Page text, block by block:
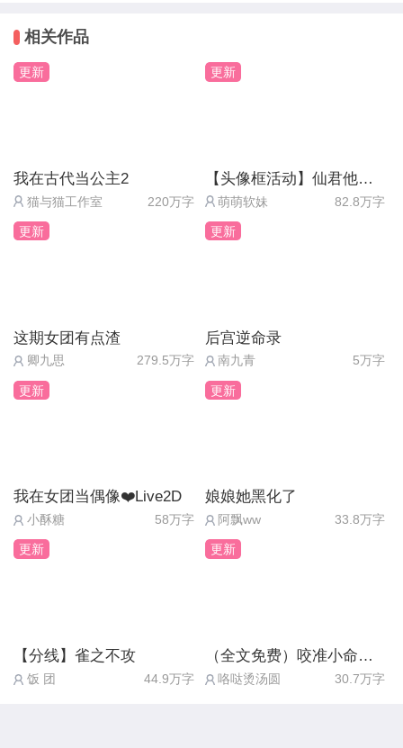
周持盈则不慌不忙，她选择了一条不同的路线。她射
箭的姿势优雅而精准，每一箭都经过深思熟虑，仿佛
“皇弟这性子倒也急躁得很。”周持盈淡淡回应。
随着时间推移，猎场上猎物渐少。周殃和周持盈的马
鞍上都挂满了猎物，侍从们已经数不清具体数量，只
“护驾，有刺客！”周允元身边的护卫纷纷拔剑，大声
喊道。
周持盈一惊，与周殃对视一眼，见这祸眉眼上挑，俨
手一剑，击退正攻向周允元的两个刺客。
见周殃还在“看戏”，周持盈冷笑一声，故意把刺客往
他那边逼。不料一个刺客偷袭不成，撞在周持盈马身
一时间几乎所有人都愣住，周持盈的脸正好贴在周殃
胸前，周殃近乎能闻到她身上淡淡的香味与血腥味混
玩923有一种922没有的从容感，弟弟也比922的懂事
听话，母后也早挂了不用管，只要管自己美哉美哉
挺刺激的，感觉是全员疯批[捏脸][捏脸]毕竟封面的标
语就说了是乱世争霸的一代枭雄。持盈就这样又飒又
美下去吧！[玩手机]这我是真想all推，一个人都舍不
的商品（不过也有可能是乱世无暇顾及咯
其他方面:
ui希望可以在菜单里直接查询攻略对象好感，还有那
个攻略写得还是没太懂，比如1月中旬-4月下旬，清
普通剧情和攻略角色那种特殊剧情可以优先触发攻略
103w+总守护值，返利获得的币还没有一周的多。本
周是923上线的第11周，如果不算本周的守护值，10
再按照目前星光守护规则，非氪佬玩家们不打榜不直
氪，在有一定闪卡等级的基础上，做到每两周守护5k
几二十，衣装更是需要六十个，兑换一整套合计需要
199星光币。
了。
退一步来讲，目前星光商店还返场了花灯活动中的男
主趴趴，需要花费15星光币兑换。而现在大部分玩家
男主趴趴需要一周内新投入 1w守护值（因为前两档
之和的星光币达不到一个趴趴的数量）/过去投入
领取方式：
①进入《公主2》养成主页面 → 联动礼包→点击【获
换码 → 领取
提醒：领取后请立即手动云端存档！
x20+解绑宝石x3+高级礼物·金珠x5
①进入《公主3》养成主页面 → 联动礼包→点击【获
③进入《公主2》养成主页面 → 联动礼包→ 输入兑
换码 → 领取
领取后请立即手动云端存档！
相关作品
更新
我在古代当公主2
猫与猫工作室 220万字
更新
【头像框活动】仙君他道心不稳
萌萌软妹 82.8万字
更新
这期女团有点渣
卿九思 279.5万字
更新
后宫逆命录
南九青 5万字
更新
我在女团当偶像❤️Live2D
小酥糖 58万字
更新
娘娘她黑化了
阿飘ww 33.8万字
更新
【分线】雀之不攻
饭 团 44.9万字
更新
（全文免费）咬准小命不放松
咯哒烫汤圆 30.7万字